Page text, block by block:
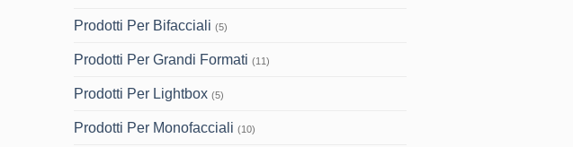
Prodotti Per Bifacciali (5)
Prodotti Per Grandi Formati (11)
Prodotti Per Lightbox (5)
Prodotti Per Monofacciali (10)